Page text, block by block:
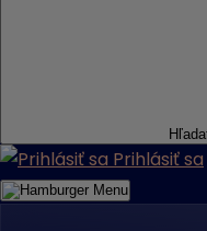
Prihlásiť sa
Menu